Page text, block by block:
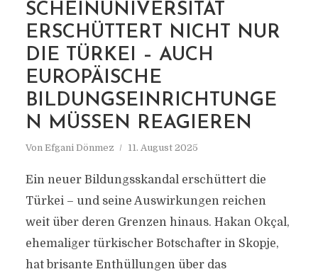
MARKIERUNG
INTERNATIONALE
BALKAN UNIVERSITÄT
SCHEINUNIVERSITÄT
ERSCHÜTTERT NICHT NUR
DIE TÜRKEI – AUCH
EUROPÄISCHE
BILDUNGSEINRICHTUNGE
N MÜSSEN REAGIEREN
Von Efgani Dönmez 11. August 2025
Ein neuer Bildungsskandal erschüttert die
Türkei – und seine Auswirkungen reichen
weit über deren Grenzen hinaus. Hakan Okçal,
ehemaliger türkischer Botschafter in Skopje,
hat brisante Enthüllungen über das